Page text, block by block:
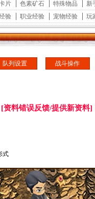
队列设置 战斗操作
[资料错误反馈/提供新资料]
式